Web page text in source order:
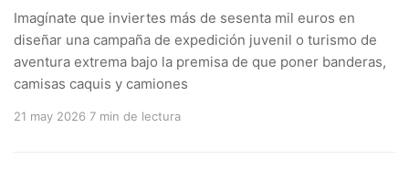
Imagínate que inviertes más de sesenta mil euros en
diseñar una campaña de expedición juvenil o turismo de
aventura extrema bajo la premisa de que poner banderas,
camisas caquis y camiones
21 may 2026 7 min de lectura